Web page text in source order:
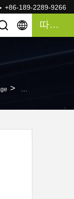
+86-189-2289-9266
따옴표
> 55 인치 네트워크